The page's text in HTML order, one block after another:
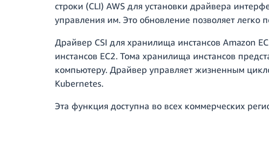
строки (CLI) AWS для установки драйвера
управления им. Это обновление позволяет легко
Драйвер CSI для хранилища инстансов Amazon
инстансов EC2. Тома хранилища инстансов
компьютеру. Драйвер управляет жизненным
Kubernetes.
Эта функция доступна во всех коммерческих